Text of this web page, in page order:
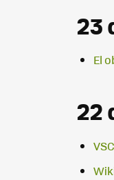
23
El
22